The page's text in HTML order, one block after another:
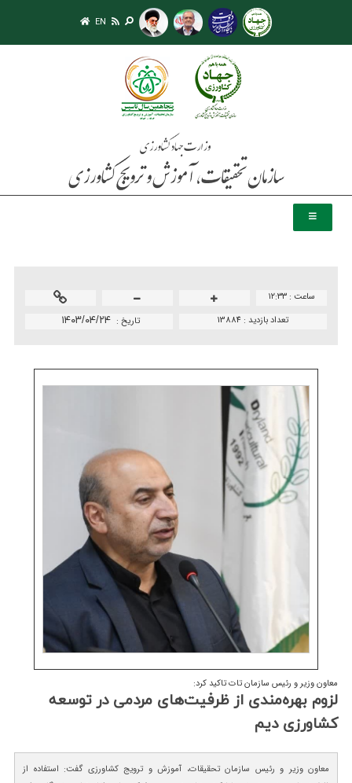
EN
ساعت :۱۲:۳۳
تاريخ : ۱۴۰۳/۰۴/۲۴ تعداد بازدید : 13884
معاون وزیر و رئیس سازمان تات تاکید کرد:
لزوم بهره‌مندی از ظرفیت‌های مردمی در توسعه
كشاورزی دیم
معاون وزیر و رئیس سازمان تحقیقات، آموزش و ترویج کشاورزی گفت: استفاده از